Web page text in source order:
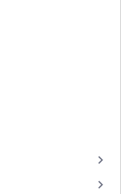
keyboard_arrow_right
keyboard_arrow_right